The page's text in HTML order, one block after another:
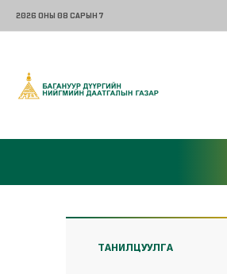
2026 ОНЫ 08 САРЫН 7
ТАНИЛЦУУЛГА